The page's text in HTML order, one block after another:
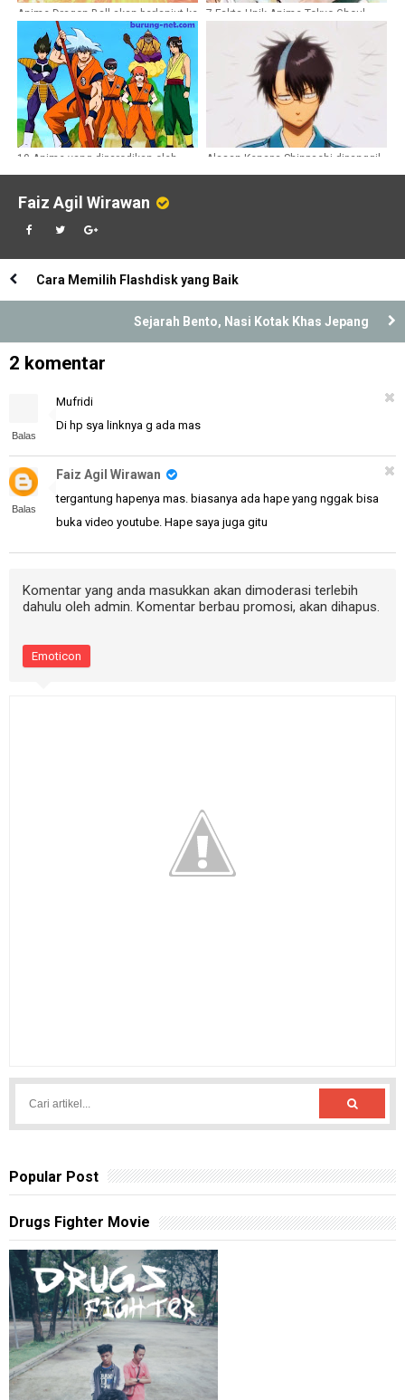
Anime Dragon Ball akan berlanjut ke
Dragon Ball Super
7 Fakta Unik Anime Tokyo Ghoul
10 Anime yang diparodikan oleh
Alasan Kenapa Shinpachi dipanggil
Faiz Agil Wirawan
Cara Memilih Flashdisk yang Baik
Sejarah Bento, Nasi Kotak Khas Jepang
2 komentar
Balas
Mufridi
Di hp sya linknya g ada mas
Balas
Faiz Agil Wirawan
tergantung hapenya mas. biasanya ada hape yang nggak bisa
buka video youtube. Hape saya juga gitu
Komentar yang anda masukkan akan dimoderasi terlebih
dahulu oleh admin. Komentar berbau promosi, akan dihapus.
Emoticon
Popular Post
Drugs Fighter Movie